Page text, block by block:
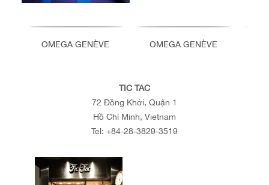
OMEGA GENÈVE OMEGA GENÈVE
TIC TAC
72 Đồng Khởi, Quận 1
Hồ Chí Minh, Vietnam
Tel: +84-28-3829-3519